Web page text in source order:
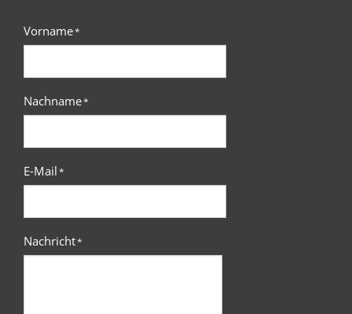
Vorname*
Nachname*
E-Mail*
Nachricht*